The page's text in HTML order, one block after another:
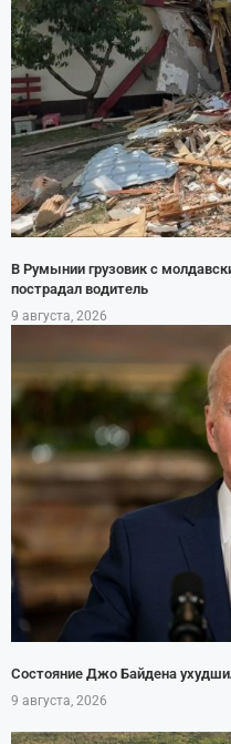
В Румынии грузовик с
пострадал водитель
9 августа, 2026
Состояние Джо Байдена
9 августа, 2026